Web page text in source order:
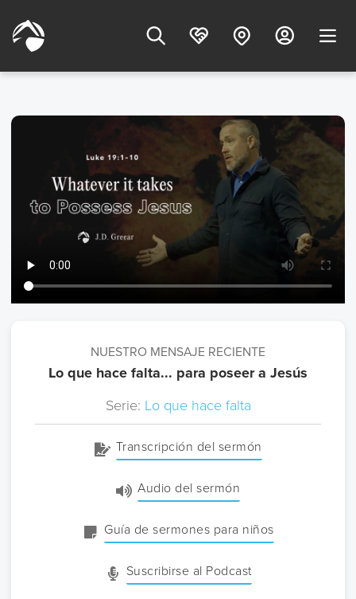
NUESTRO MENSAJE RECIENTE
Lo que hace falta... para poseer a Jesús
Serie: Lo que hace falta
Transcripción del sermón
Audio del sermón
Guía de sermones para niños
Suscribirse al Podcast